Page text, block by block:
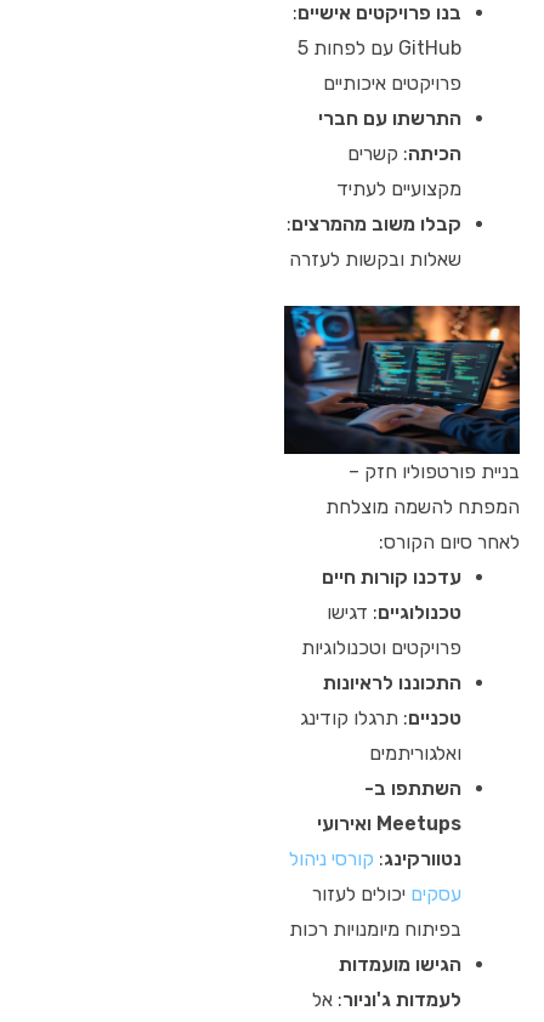
בנו פרויקטים אישיים:
GitHub עם לפחות 5
פרויקטים איכותיים
התרשתו עם חברי
הכיתה: קשרים
מקצועיים לעתיד
קבלו משוב מהמרצים:
שאלות ובקשות לעזרה
בניית פורטפוליו חזק –
המפתח להשמה מוצלחת
לאחר סיום הקורס:
עדכנו קורות חיים
טכנולוגיים: דגישו
פרויקטים וטכנולוגיות
התכוננו לראיונות
טכניים: תרגלו קודינג
ואלגוריתמים
השתתפו ב-
Meetups ואירועי
נטוורקינג: קורסי ניהול
עסקים יכולים לעזור
בפיתוח מיומנויות רכות
הגישו מועמדות
לעמדות ג'וניור: אל